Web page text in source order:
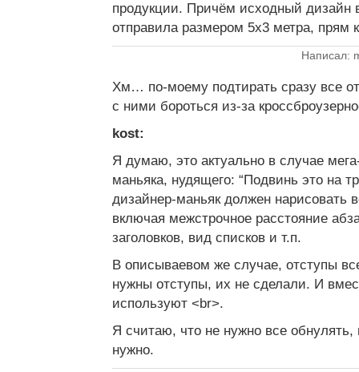
продукции. Причём исходный дизайн
отправила размером 5х3 метра, прям
Написал:
Хм… по-моему подтирать сразу все
с ними бороться из-за
kost:
Я думаю, это актуально в случае
маньяка, нудящего: “Подвинь это на
дизайнер-маньяк должен нарисовать
включая межстрочное расстояние
заголовков, вид списков и т.п.
В описываевом же случае, отступы
нужны отступы, их не сделали. И
используют <br>.
Я считаю, что не нужно все
нужно.